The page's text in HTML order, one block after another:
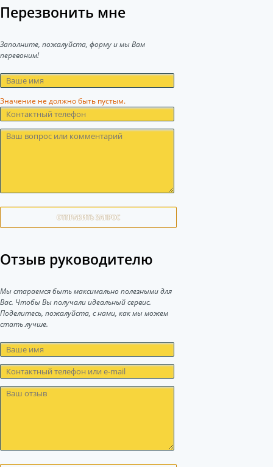
Перезвонить мне
Заполните, пожалуйста, форму и мы Вам
перевоним!
Значение не должно быть пустым.
ОТПРАВИТЬ ЗАПРОС
Отзыв руководителю
Мы стараемся быть максимально полезными для
Вас. Чтобы Вы получали идеальный сервис.
Поделитесь, пожалуйста, с нами, как мы можем
стать лучше.